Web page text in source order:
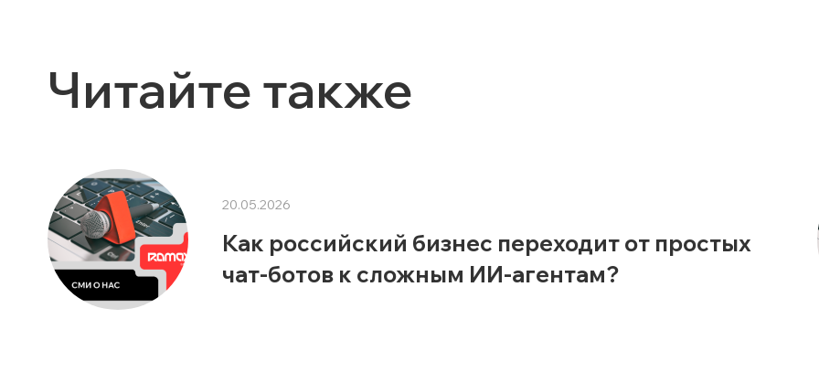
Читайте также
20.05.2026
Как российский бизнес переходит от простых
чат-ботов к сложным ИИ-агентам?